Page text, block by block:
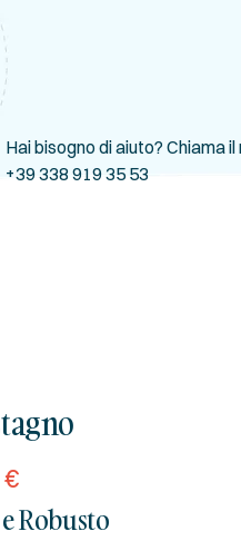
Hai bisogno di aiuto? Chiama il
+39 338 919 35 53
€
Robusto